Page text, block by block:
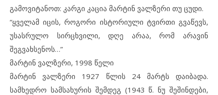
გამოვიტანოთ: კარგი კაცია მარტინ ვალზერი თუ ცუდი.
“ყველამ იცის, როგორი ისტორიული ტვირთი გვაწევს,
უსასრულო სირცხვილი, დღე არაა, რომ არავინ
შეგვახსენოს…”
მარტინ ვალზერი, 1998 წელი
მარტინ ვალზერი 1927 წლის 24 მარტს დაიბადა.
სამხედრო სამსახურის შემდეგ (1943 წ. ნუ შეშინდები,